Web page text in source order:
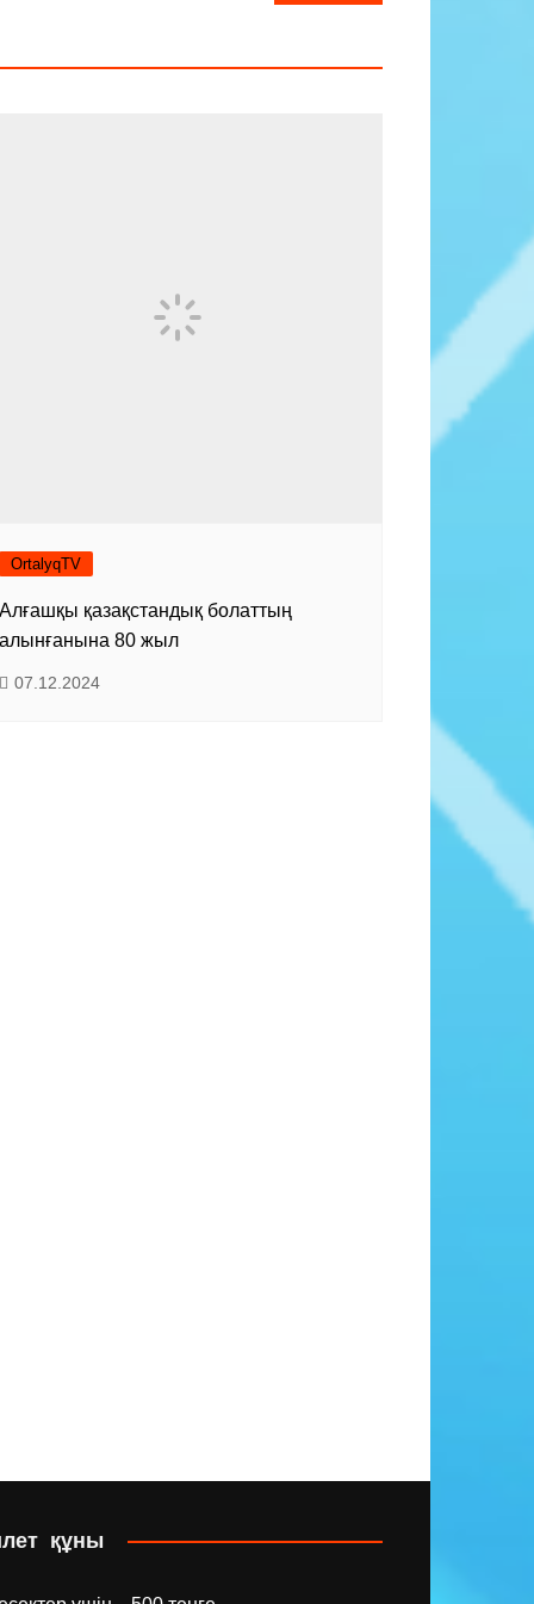
OrtalyqTV
қазақстандық болаттың
80 жыл
07.12.2024
құны